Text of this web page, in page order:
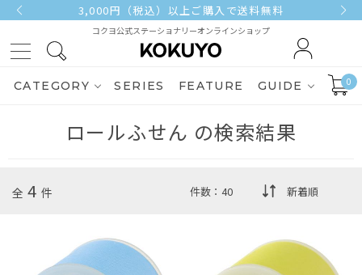
3,000円（税込）以上ご購入で送料無料
コクヨ公式ステーショナリーオンラインショップ
CATEGORY SERIES FEATURE GUIDE 0
ロールふせん の検索結果
全 4 件